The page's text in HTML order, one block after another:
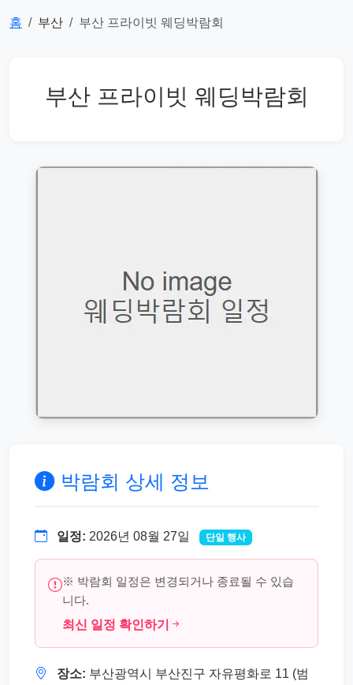
홈 부산 부산 프라이빗 웨딩박람회
부산 프라이빗 웨딩박람회
박람회 상세 정보
일정: 2026년 08월 27일 단일 행사
※ 박람회 일정은 변경되거나 종료될 수 있습
니다.
최신 일정 확인하기
장소: 부산광역시 부산진구 자유평화로 11 (범